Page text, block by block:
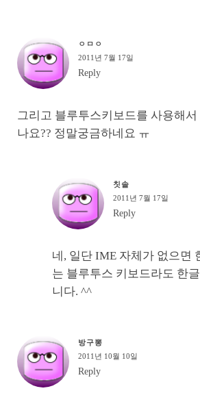
ㅇㅁㅇ
2011년 7월 17일
Reply
그리고 블루투스키보드를 사용해
나요?? 정말궁금하네요 ㅠ
칫솔
2011년 7월 17일
Reply
네, 일단 IME 자체가 없으면
는 블루투스 키보드라도 한
니다. ^^
방구뽕
2011년 10월 10일
Reply